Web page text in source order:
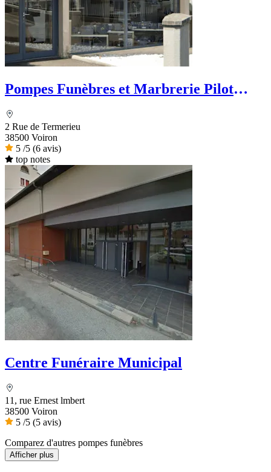
Pompes Funèbres et Marbrerie Pilot
2 Rue de Termerieu
38500 Voiron
5 /5 (6 avis)
top notes
Centre Funéraire Municipal
11, rue Ernest lmbert
38500 Voiron
5 /5 (5 avis)
Comparez d'autres pompes funèbres
Afficher plus